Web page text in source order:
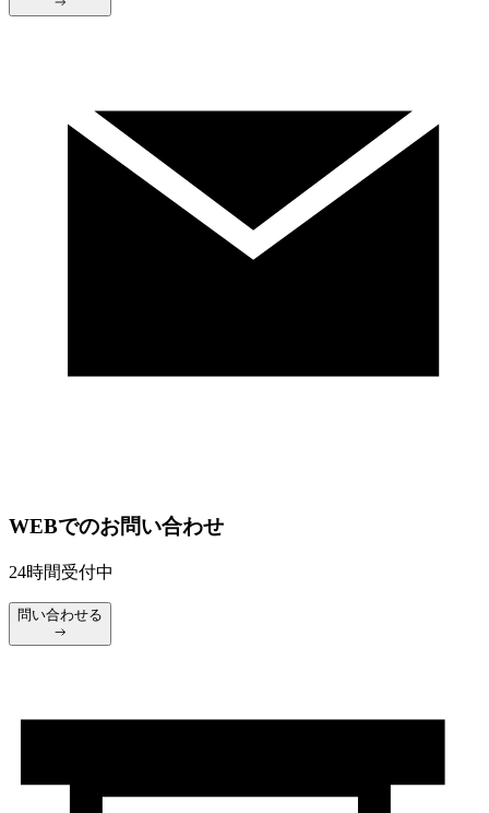
WEBでのお問い合わせ
24時間受付中
問い合わせる